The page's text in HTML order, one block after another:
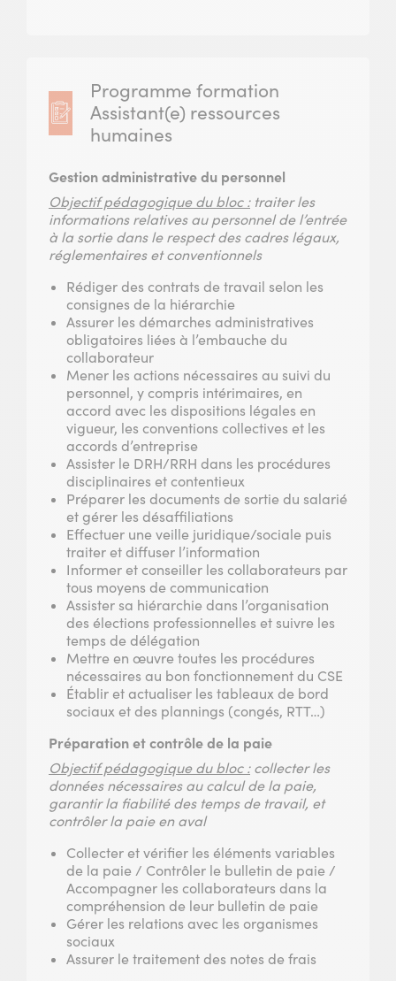
Programme formation
Assistant(e) ressources
humaines
Gestion administrative du personnel
Objectif pédagogique du bloc :traiter les
informations relatives au personnel de l’entrée
à la sortie dans le respect des cadres légaux,
réglementaires et conventionnels
Rédiger des contrats de travail selon les
consignes de la hiérarchie
Assurer les démarches administratives
obligatoires liées à l’embauche du
collaborateur
Mener les actions nécessaires au suivi du
personnel, y compris intérimaires, en
accord avec les dispositions légales en
vigueur, les conventions collectives et les
accords d’entreprise
Assister le DRH/RRH dans les procédures
disciplinaires et contentieux
Préparer les documents de sortie du salarié
et gérer les désaffiliations
Effectuer une veille juridique/sociale puis
traiter et diffuser l’information
Informer et conseiller les collaborateurs par
tous moyens de communication
Assister sa hiérarchie dans l’organisation
des élections professionnelles et suivre les
temps de délégation
Mettre en œuvre toutes les procédures
nécessaires au bon fonctionnement du CSE
Établir et actualiser les tableaux de bord
sociaux et des plannings (congés, RTT…)
Préparation et contrôle de la paie
Objectif pédagogique du bloc :collecter les
données nécessaires au calcul de la paie,
garantir la fiabilité des temps de travail, et
contrôler la paie en aval
Collecter et vérifier les éléments variables
de la paie / Contrôler le bulletin de paie /
Accompagner les collaborateurs dans la
compréhension de leur bulletin de paie
Gérer les relations avec les organismes
sociaux
Assurer le traitement des notes de frais